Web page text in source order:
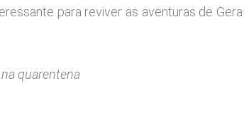
para reviver as aventuras de
quarentena